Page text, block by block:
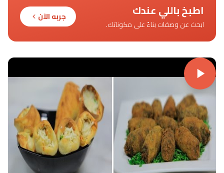
اطبخ باللي عندك
ابحث عن وصفات بناءً على مكوناتك.
جربه الآن